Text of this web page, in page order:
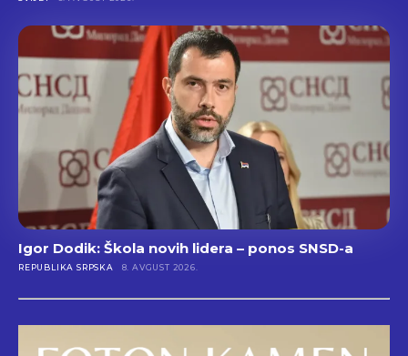
Igor Dodik: Škola novih lidera – ponos SNSD-a
REPUBLIKA SRPSKA 8. AVGUST 2026.